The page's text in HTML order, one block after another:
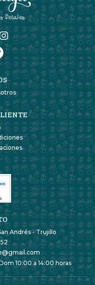
Andrés - Trujillo
10:00 a 14:00 horas